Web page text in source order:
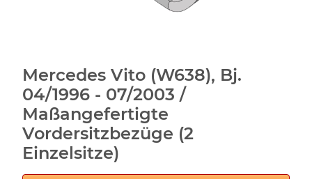
Mercedes Vito (W638), Bj.
04/1996 - 07/2003 /
Maßangefertigte
Vordersitzbezüge (2
Einzelsitze)